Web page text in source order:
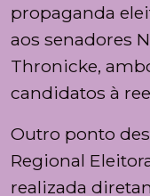
propaganda
aos senadores
Thronicke,
candidatos à
Outro ponto
Regional
realizada